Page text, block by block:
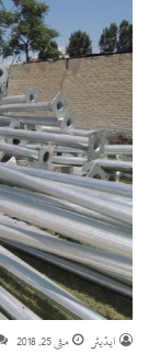
ایڈیٹر مئی 25, 2018